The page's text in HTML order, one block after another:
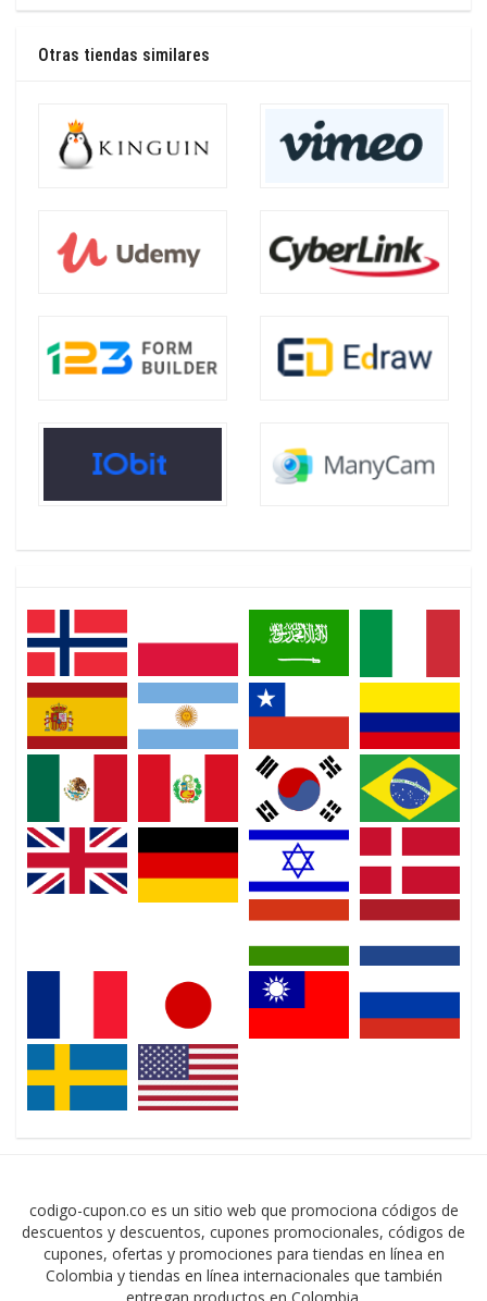
Otras tiendas similares
codigo-cupon.co es un sitio web que promociona códigos de
descuentos y descuentos, cupones promocionales, códigos de
cupones, ofertas y promociones para tiendas en línea en
Colombia y tiendas en línea internacionales que también